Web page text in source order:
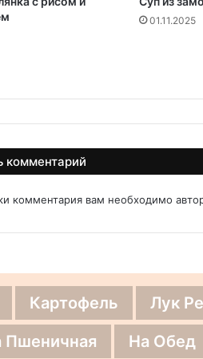
01.11.2025
комментарий
комментария вам необходимо
Картофель Лук
Пшеничная
На Обед